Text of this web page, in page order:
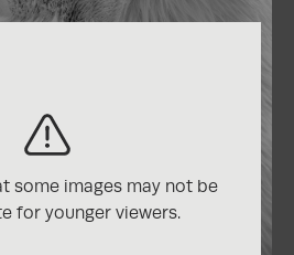
some images may not be
for younger viewers.